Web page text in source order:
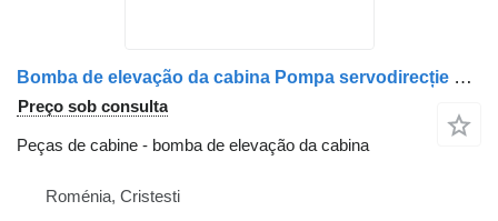
Bomba de elevação da cabina Pompa servodirecție para camião Mercedes-Benz A0034607280 / A0034607180 / A0034603280
Preço sob consulta
Peças de cabine - bomba de elevação da cabina
Roménia, Cristesti